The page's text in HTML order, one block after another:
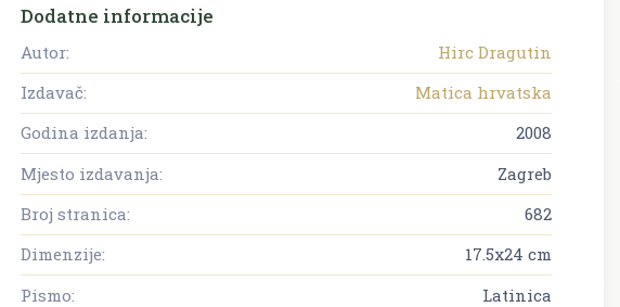
Dodatne informacije
Autor:
Hirc Dragutin
Izdavač:
Matica hrvatska
Godina izdanja:
2008
Mjesto izdavanja:
Zagreb
Broj stranica:
682
Dimenzije:
17.5x24 cm
Pismo:
Latinica